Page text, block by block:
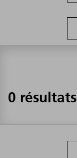
0 résultats